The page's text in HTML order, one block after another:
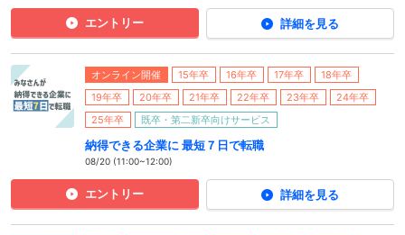
エントリー 詳細を見る
オンライン開催 15年卒 16年卒 17年卒
18年卒
19年卒
20年卒 21年卒 22年卒 23年卒
24年卒
25年卒
既卒・第二新卒向けサービス
納得できる企業に 最短７日で転職
08/20 (11:00~12:00)
エントリー 詳細を見る